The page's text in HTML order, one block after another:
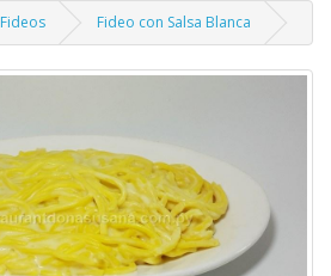
Fideos Fideo con Salsa Blanca